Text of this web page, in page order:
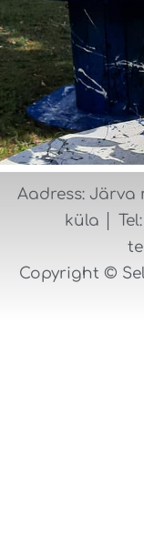
Aadress: Järva
küla │
Copyright ©